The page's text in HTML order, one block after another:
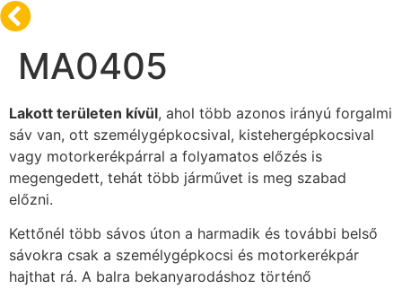
MA0405
Lakott területen kívül, ahol több azonos irányú forgalmi
sáv van, ott személygépkocsival, kistehergépkocsival
vagy motorkerékpárral a folyamatos előzés is
megengedett, tehát több járművet is meg szabad
előzni.
Kettőnél több sávos úton a harmadik és további belső
sávokra csak a személygépkocsi és motorkerékpár
hajthat rá. A balra bekanyarodáshoz történő